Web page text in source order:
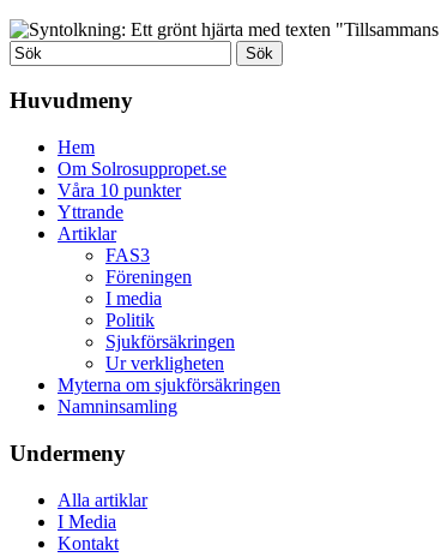
Huvudmeny
Hem
Om Solrosuppropet.se
Våra 10 punkter
Yttrande
Artiklar
FAS3
Föreningen
I media
Politik
Sjukförsäkringen
Ur verkligheten
Myterna om sjukförsäkringen
Namninsamling
Undermeny
Alla artiklar
I Media
Kontakt